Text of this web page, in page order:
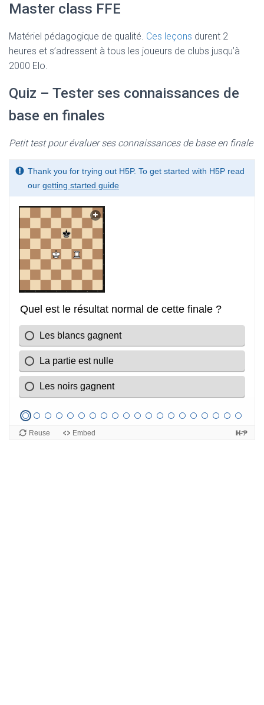
Master class FFE
Matériel pédagogique de qualité. Ces leçons durent 2
heures et s’adressent à tous les joueurs de clubs jusqu’à
2000 Elo.
Quiz – Tester ses connaissances de
base en finales
Petit test pour évaluer ses connaissances de base en finale